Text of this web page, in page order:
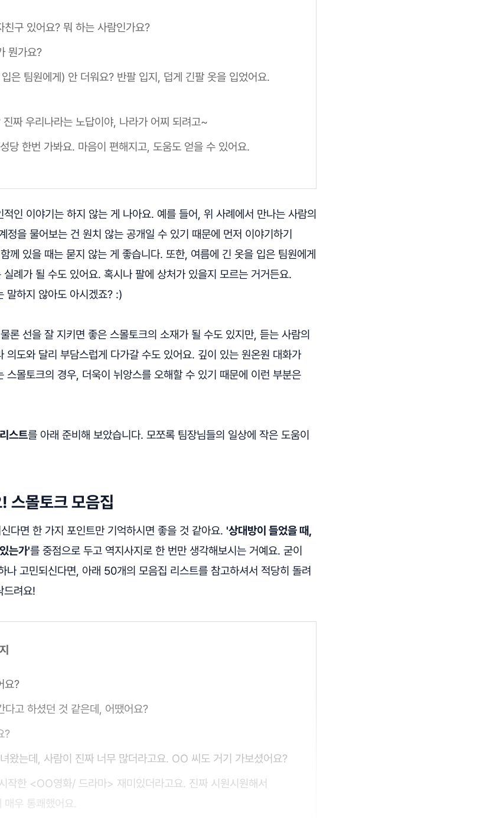
친구 있어요? 뭐 하는 사람인가요?
뭔가요?
은 팀원에게) 안 더워요? 반팔 입지, 덥게 긴팔 옷을 입었어요.
진짜 우리나라는 노답이야, 나라가 어찌 되려고~
당 한번 가봐요. 마음이 편해지고, 도움도 얻을 수 있어요.
인 이야기는 하지 않는 게 나아요. 예를 들어, 위 사례에서 만나는 사람의
을 물어보는 건 원치 않는 공개일 수 있기 때문에 먼저 이야기하기
께 있을 때는 묻지 않는 게 좋습니다. 또한, 여름에 긴 옷을 입은 팀원에게
례가 될 수도 있어요. 혹시나 팔에 상처가 있을지 모르는 거거든요.
말하지 않아도 아시겠죠? :)
론 선을 잘 지키면 좋은 스몰토크의 소재가 될 수도 있지만, 듣는 사람의
의도와 달리 부담스럽게 다가갈 수도 있어요. 깊이 있는 원온원 대화가
스몰토크의 경우, 더욱이 뉘앙스를 오해할 수 있기 때문에 이런 부분은
스트를 아래 준비해 보았습니다. 모쪼록 팀장님들의 일상에 작은 도움이
스몰토크 모음집
다면 한 가지 포인트만 기억하시면 좋을 것 같아요. '상대방이 들었을 때,
는가'를 중점으로 두고 역지사지로 한 번만 생각해보시는 거예요. 굳이
나 고민되신다면, 아래 50개의 모음집 리스트를 참고하셔서 적당히 돌려
드려요!
요?
다고 하셨던 것 같은데, 어땠어요?
?
왔는데, 사람이 진짜 너무 많더라고요. OO 씨도 거기 가보셨어요?
작한 <OO영화/ 드라마> 재미있더라고요. 진짜 시원시원해서
매우 통쾌했어요.